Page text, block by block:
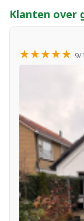
Klanten over
★★★★★ 9/